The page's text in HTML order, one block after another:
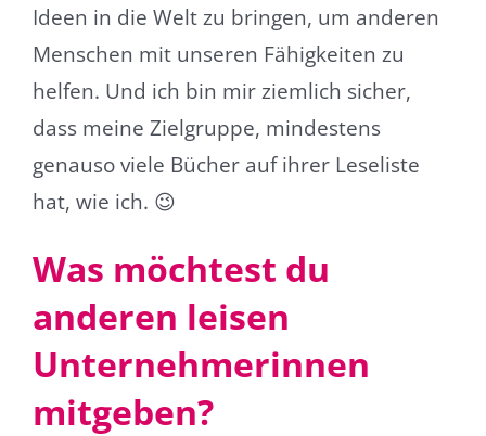
Ideen in die Welt zu bringen, um anderen
Menschen mit unseren Fähigkeiten zu
helfen. Und ich bin mir ziemlich sicher,
dass meine Zielgruppe, mindestens
genauso viele Bücher auf ihrer Leseliste
hat, wie ich. 😉
Was möchtest du
anderen leisen
Unternehmerinnen
mitgeben?